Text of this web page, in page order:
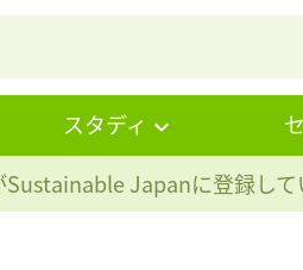
スタディ
Sustainable Japanに登録して